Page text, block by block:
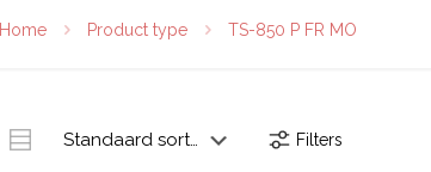
Home Product type TS-850 P FR MO
Filters